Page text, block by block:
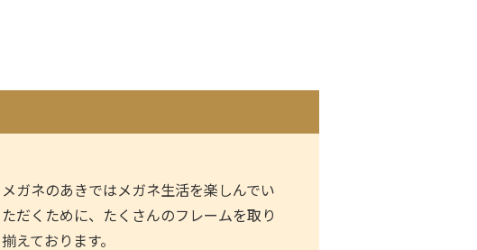
メガネのあきではメガネ生活を楽しんでい
ただくために、たくさんのフレームを取り
揃えております。